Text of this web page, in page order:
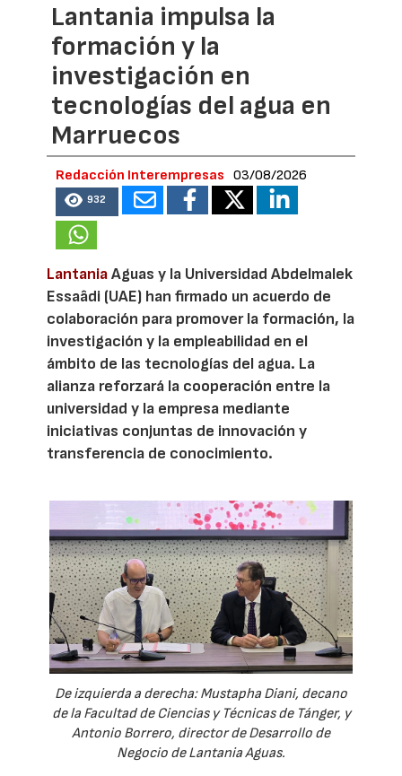
Lantania impulsa la
formación y la
investigación en
tecnologías del agua en
Marruecos
Redacción Interempresas 03/08/2026
932
LantaniaAguas y la Universidad Abdelmalek
Essaâdi (UAE) han firmado un acuerdo de
colaboración para promover la formación, la
investigación y la empleabilidad en el
ámbito de las tecnologías del agua. La
alianza reforzará la cooperación entre la
universidad y la empresa mediante
iniciativas conjuntas de innovación y
transferencia de conocimiento.
De izquierda a derecha: Mustapha Diani, decano
de la Facultad de Ciencias y Técnicas de Tánger, y
Antonio Borrero, director de Desarrollo de
Negocio de Lantania Aguas.